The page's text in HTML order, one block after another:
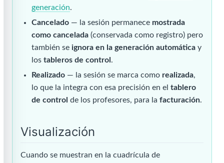
generación.
Cancelado — la sesión permanece mostrada
como cancelada (conservada como registro) pero
también se ignora en la generación automática y
lostableros de control .
Realizado — la sesión se marca como realizada,
lo que la integra con esa precisión en eltablero
de control de los profesores, para lafacturación.
Visualización
Cuando se muestran en la cuadrícula de